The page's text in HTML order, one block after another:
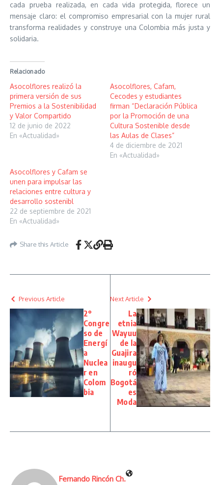
cada prueba realizada, en cada vida protegida, florece un
mensaje claro: el compromiso empresarial con la mujer rural
transforma realidades y construye una Colombia más justa y
solidaria.
Relacionado
Asocolflores realizó la
primera versión de sus
Premios a la Sostenibilidad
y Valor Compartido
12 de junio de 2022
En «Actualidad»
Asocolflores, Cafam,
Cecodes y estudiantes
firman “Declaración Pública
por la Promoción de una
Cultura Sostenible desde
las Aulas de Clases”
4 de diciembre de 2021
En «Actualidad»
Asocolflores y Cafam se
unen para impulsar las
relaciones entre cultura y
desarrollo sostenibl
22 de septiembre de 2021
En «Actualidad»
Share this Article
Previous Article
2°
Congre
so de
Energí
a
Nuclea
r en
Colom
bia
Next Article
La
etnia
Wayuu
de la
Guajira
inaugu
ró
Bogotá
es
Moda
Fernando Rincón Ch.